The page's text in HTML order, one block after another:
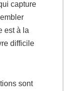
capture
est à la
difficile
sont